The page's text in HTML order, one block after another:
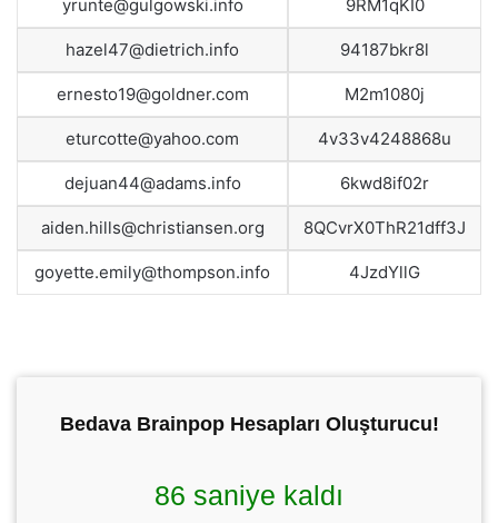
yrunte@gulgowski.info 9RM1qKI0
hazel47@dietrich.info 94187bkr8l
ernesto19@goldner.com M2m1080j
eturcotte@yahoo.com 4v33v4248868u
dejuan44@adams.info 6kwd8if02r
aiden.hills@christiansen.org 8QCvrX0ThR21dff3J
goyette.emily@thompson.info 4JzdYllG
Bedava Brainpop Hesapları Oluşturucu!
86 saniye kaldı